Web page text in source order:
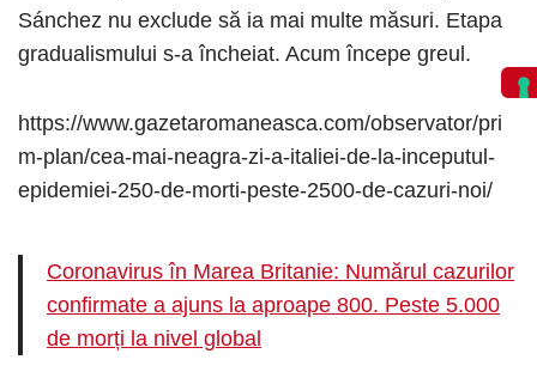
Sánchez nu exclude să ia mai multe măsuri. Etapa
gradualismului s-a încheiat. Acum începe greul.
https://www.gazetaromaneasca.com/observator/pri
m-plan/cea-mai-neagra-zi-a-italiei-de-la-inceputul-
epidemiei-250-de-morti-peste-2500-de-cazuri-noi/
Coronavirus în Marea Britanie: Numărul cazurilor
confirmate a ajuns la aproape 800. Peste 5.000
de morți la nivel global